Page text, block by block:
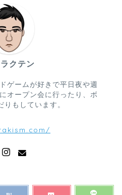
クテン
ゲームが好きで平日夜や週
オープン会に行ったり、ボ
もしています。